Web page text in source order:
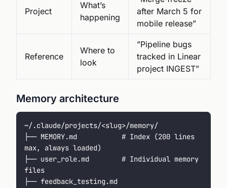
Project
What’s
happening
after March 5 for
mobile release”
Reference
Where to
look
”Pipeline bugs
tracked in Linear
project INGEST”
Memory architecture
~/.claude/projects/<slug>/memory/
├── MEMORY.md           # Index (200 lines
max, always loaded)
├── user_role.md        # Individual memory
files
├── feedback_testing.md